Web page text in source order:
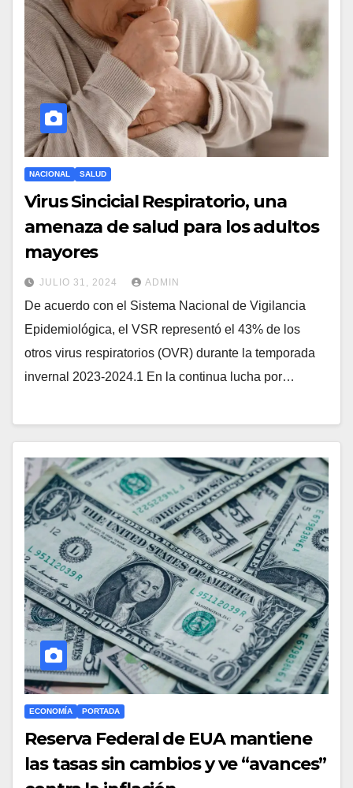
NACIONAL SALUD
Virus Sincicial Respiratorio, una
amenaza de salud para los adultos
mayores
JULIO 31, 2024 ADMIN
De acuerdo con el Sistema Nacional de Vigilancia
Epidemiológica, el VSR representó el 43% de los
otros virus respiratorios (OVR) durante la temporada
invernal 2023-2024.1 En la continua lucha por…
ECONOMÍA PORTADA
Reserva Federal de EUA mantiene
las tasas sin cambios y ve “avances”